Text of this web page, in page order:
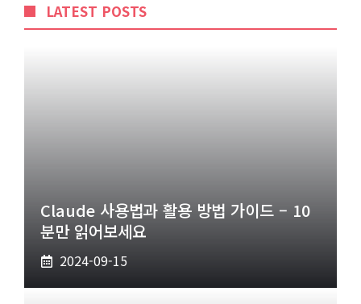
LATEST POSTS
Claude 사용법과 활용 방법 가이드 – 10
분만 읽어보세요
2024-09-15